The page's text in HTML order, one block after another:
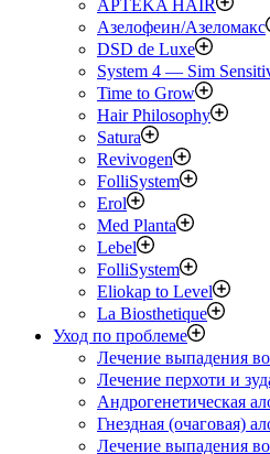
APTEKA HAIR
Азелофеин/Aзеломакс
DSD de Luxe
System 4 — Sim
Time to Grow
Hair Philosophy
Satura
Revivogen
FolliSystem
Erol
Med Planta
Lebel
FolliSystem
Eliokap to Level
La Biosthetique
Уход по проблеме
Лечение выпадения
Лечение перхоти и
Андрогенетическая
Гнездная (очаговая)
Лечение выпадения